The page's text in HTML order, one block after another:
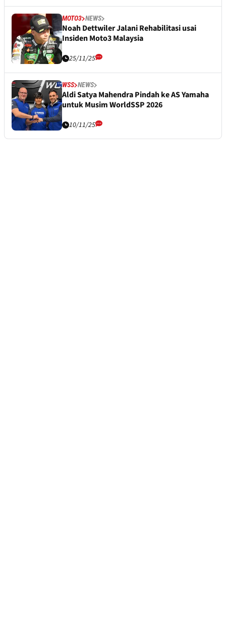
MOTO3 NEWS
Noah Dettwiler Jalani Rehabilitasi usai
Insiden Moto3 Malaysia
25/11/25
WSS NEWS
Aldi Satya Mahendra Pindah ke AS Yamaha
untuk Musim WorldSSP 2026
10/11/25